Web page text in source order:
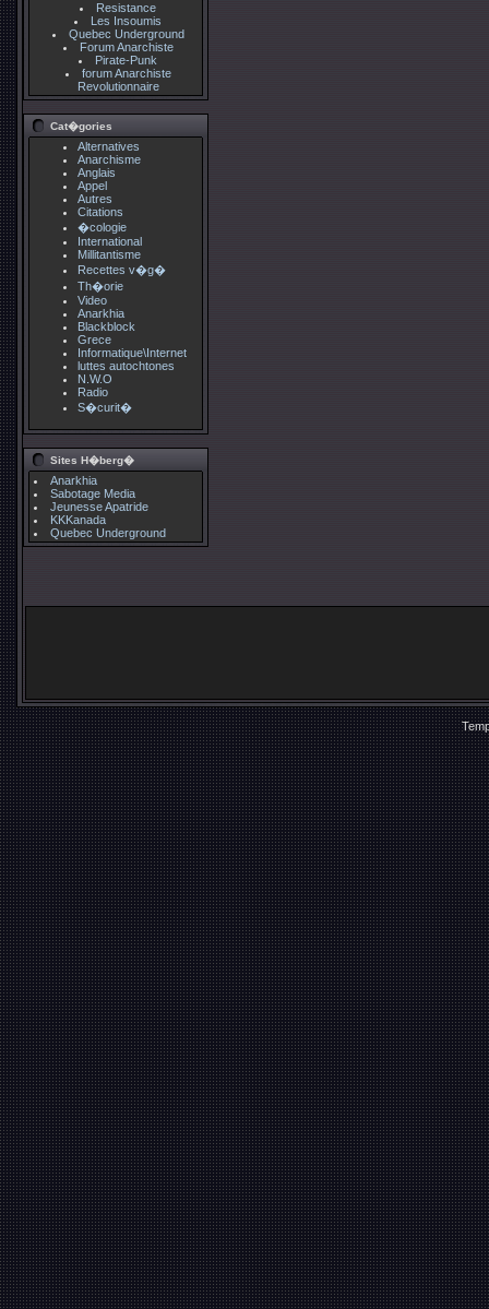
Resistance
Les Insoumis
Quebec Underground
Forum Anarchiste
Pirate-Punk
forum Anarchiste
Revolutionnaire
Cat�gories
Alternatives
Anarchisme
Anglais
Appel
Autres
Citations
�cologie
International
Millitantisme
Recettes v�g�
Th�orie
Video
Anarkhia
Blackblock
Grece
Informatique\Internet
luttes autochtones
N.W.O
Radio
S�curit�
Sites H�berg�
Anarkhia
Sabotage Media
Jeunesse Apatride
KKKanada
Quebec Underground